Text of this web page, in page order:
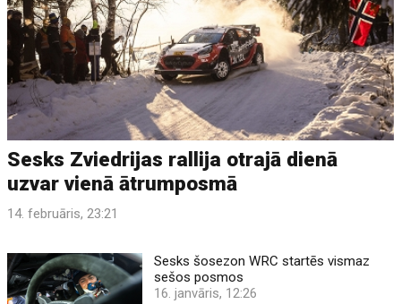
Sesks Zviedrijas rallija otrajā dienā
uzvar vienā ātrumposmā
14. februāris, 23:21
Sesks šosezon WRC startēs vismaz
sešos posmos
16. janvāris, 12:26